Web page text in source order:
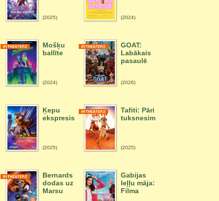
(2025) (2024)
Mošķu
ballīte
(2024)
GOAT:
Labākais
pasaulē
(2026)
Ķepu
ekspresis
(2025)
Tafiti: Pāri
tuksnesim
(2025)
Bernards
dodas uz
Marsu
Gabijas
leļļu māja:
Filma